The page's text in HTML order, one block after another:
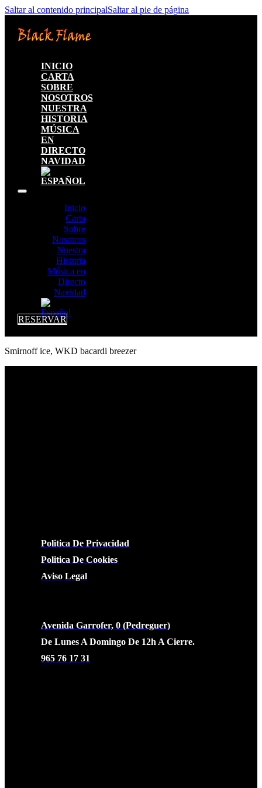
Saltar al contenido principalSaltar al pie de página
INICIO
CARTA
SOBRE
NOSOTROS
NUESTRA
HISTORIA
MÚSICA
EN
DIRECTO
NAVIDAD
Inicio
Carta
Sobre
Nosotros
Nuestra
Historia
Música en
Directo
Navidad
RESERVAR
Smirnoff ice, WKD bacardi breezer
Politica De Privacidad
Politica De Cookies
Aviso Legal
Avenida Garrofer, 0 (Pedreguer)
De Lunes A Domingo De 12h A Cierre.
965 76 17 31